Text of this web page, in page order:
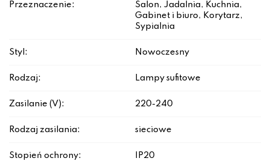
Przeznaczenie:
Salon, Jadalnia, Kuchnia,
Gabinet i biuro, Korytarz,
Sypialnia
Styl: Nowoczesny
Rodzaj: Lampy sufitowe
Zasilanie (V): 220-240
Rodzaj zasilania: sieciowe
Stopień ochrony: IP20